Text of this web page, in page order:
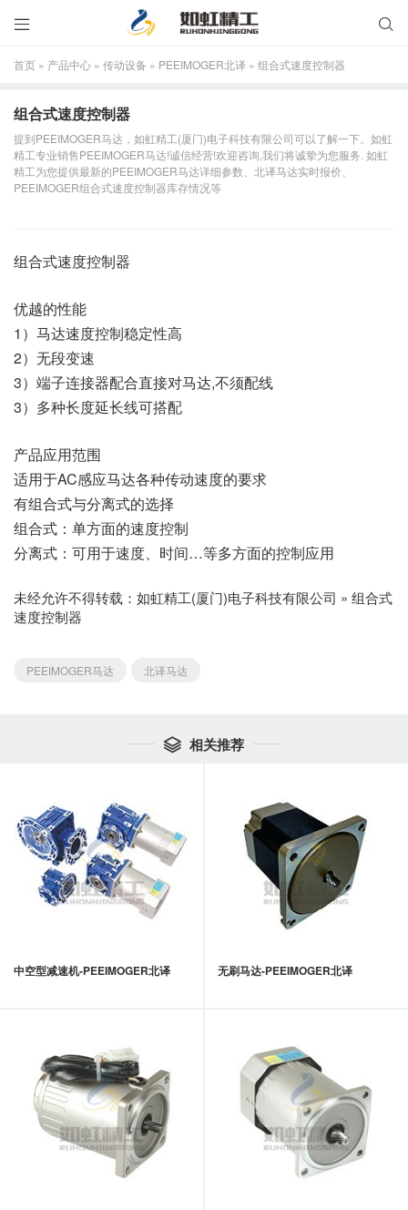


首页 » 产品中心 » 传动设备 » PEEIMOGER北译 » 组合式速度控制器
组合式速度控制器
提到PEEIMOGER马达，如虹精工(厦门)电子科技有限公司可以了解一下。如虹
精工专业销售PEEIMOGER马达!诚信经营!欢迎咨询,我们将诚挚为您服务. 如虹
精工为您提供最新的PEEIMOGER马达详细参数、北译马达实时报价、
PEEIMOGER组合式速度控制器库存情况等
组合式速度控制器
优越的性能
1）马达速度控制稳定性高
2）无段变速
3）端子连接器配合直接对马达,不须配线
3）多种长度延长线可搭配
产品应用范围
适用于AC感应马达各种传动速度的要求
有组合式与分离式的选择
组合式：单方面的速度控制
分离式：可用于速度、时间…等多方面的控制应用
未经允许不得转载： 如虹精工(厦门)电子科技有限公司 » 组合式
速度控制器
PEEIMOGER马达 北译马达
 相关推荐
中空型减速机-PEEIMOGER北译 无刷马达-PEEIMOGER北译